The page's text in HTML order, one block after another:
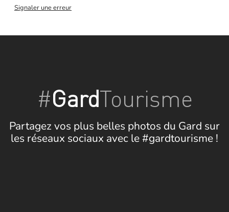
Signaler une erreur
#GardTourisme
Partagez vos plus belles photos du Gard sur
les réseaux sociaux avec le #gardtourisme !